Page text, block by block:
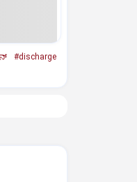
#discharge